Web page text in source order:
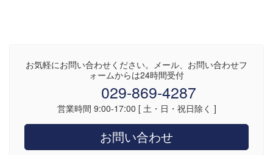
お気軽にお問い合わせください。メール、お問い合わせフ
ォームからは24時間受付
029-869-4287
営業時間 9:00-17:00 [ 土・日・祝日除く ]
お問い合わせ